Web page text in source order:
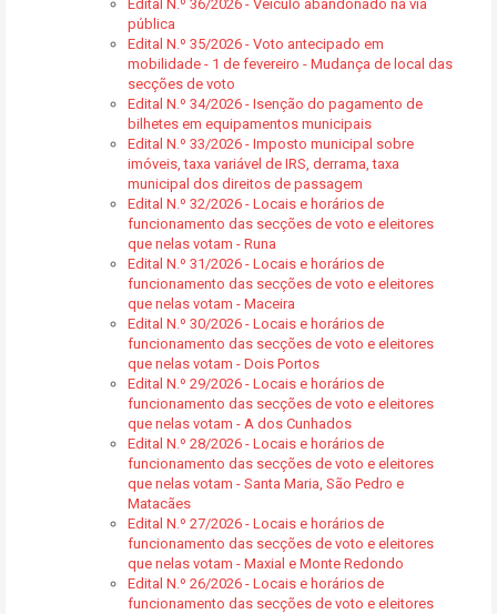
Edital N.º 36/2026 - Veículo abandonado na via
pública
Edital N.º 35/2026 - Voto antecipado em
mobilidade - 1 de fevereiro - Mudança de local das
secções de voto
Edital N.º 34/2026 - Isenção do pagamento de
bilhetes em equipamentos municipais
Edital N.º 33/2026 - Imposto municipal sobre
imóveis, taxa variável de IRS, derrama, taxa
municipal dos direitos de passagem
Edital N.º 32/2026 - Locais e horários de
funcionamento das secções de voto e eleitores
que nelas votam - Runa
Edital N.º 31/2026 - Locais e horários de
funcionamento das secções de voto e eleitores
que nelas votam - Maceira
Edital N.º 30/2026 - Locais e horários de
funcionamento das secções de voto e eleitores
que nelas votam - Dois Portos
Edital N.º 29/2026 - Locais e horários de
funcionamento das secções de voto e eleitores
que nelas votam - A dos Cunhados
Edital N.º 28/2026 - Locais e horários de
funcionamento das secções de voto e eleitores
que nelas votam - Santa Maria, São Pedro e
Matacães
Edital N.º 27/2026 - Locais e horários de
funcionamento das secções de voto e eleitores
que nelas votam - Maxial e Monte Redondo
Edital N.º 26/2026 - Locais e horários de
funcionamento das secções de voto e eleitores